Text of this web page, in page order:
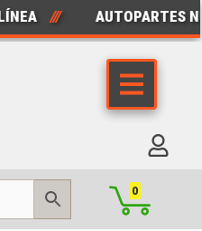
/// AUTOPARTES
0